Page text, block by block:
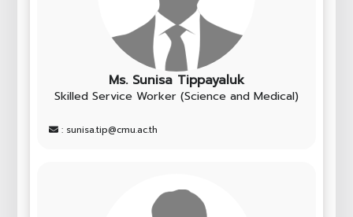
Ms. Sunisa Tippayaluk
Skilled Service Worker (Science and Medical)
: sunisa.tip@cmu.ac.th